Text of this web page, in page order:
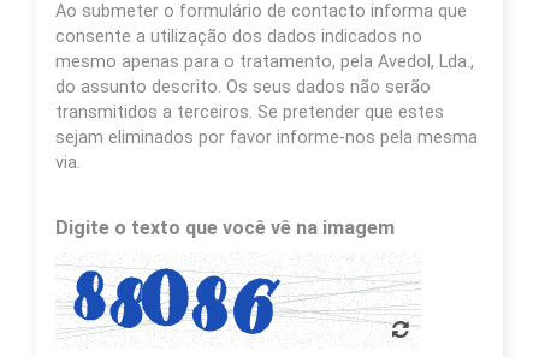
Ao submeter o formulário de contacto informa que
consente a utilização dos dados indicados no
mesmo apenas para o tratamento, pela Avedol, Lda.,
do assunto descrito. Os seus dados não serão
transmitidos a terceiros. Se pretender que estes
sejam eliminados por favor informe-nos pela mesma
via.
Digite o texto que você vê na imagem